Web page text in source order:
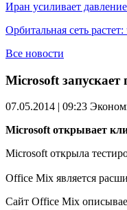
Иран усиливает
Орбитальная сеть
Все новости
Microsoft
07.05.2014 | 09:23
Microsoft открывает
Microsoft открыла
Office Mix является
Сайт Office Mix